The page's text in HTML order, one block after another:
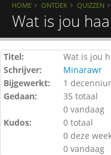
HOME ONTDEK QUIZZEN
Wat is jou
Titel:
Wat is jou
Schrijver:
Minarawr
Bijgewerkt:
1
Gedaan:
35 totaal
0 vandaag
Kudos:
0 totaal
0 deze
0 vandaag